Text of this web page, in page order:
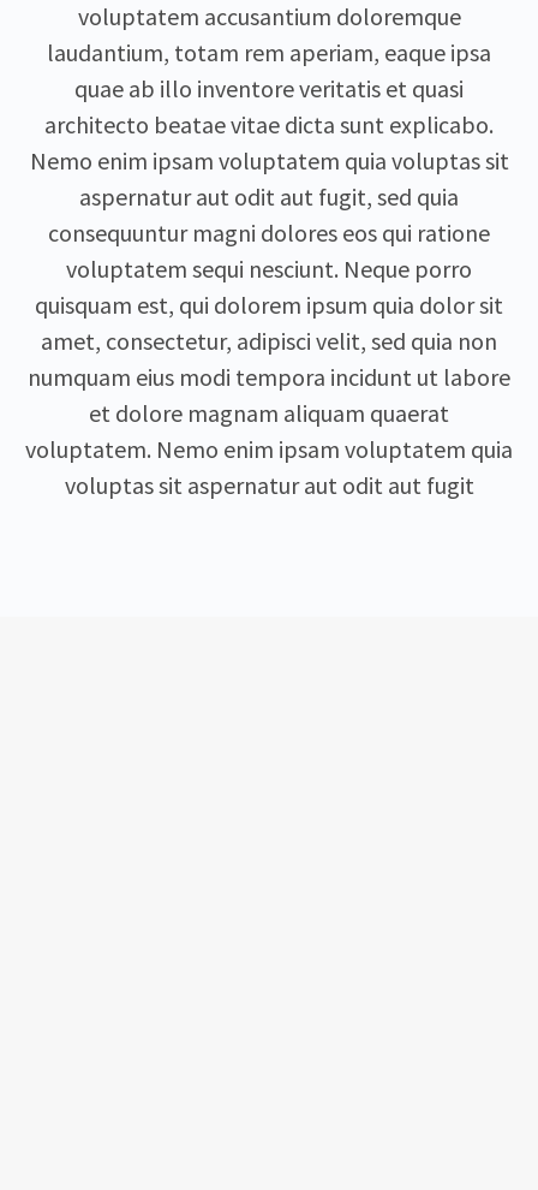
voluptatem accusantium doloremque
laudantium, totam rem aperiam, eaque ipsa
quae ab illo inventore veritatis et quasi
architecto beatae vitae dicta sunt explicabo.
Nemo enim ipsam voluptatem quia voluptas sit
aspernatur aut odit aut fugit, sed quia
consequuntur magni dolores eos qui ratione
voluptatem sequi nesciunt. Neque porro
quisquam est, qui dolorem ipsum quia dolor sit
amet, consectetur, adipisci velit, sed quia non
numquam eius modi tempora incidunt ut labore
et dolore magnam aliquam quaerat
voluptatem. Nemo enim ipsam voluptatem quia
voluptas sit aspernatur aut odit aut fugit